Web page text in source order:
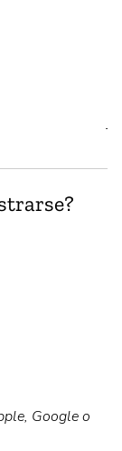
Google o